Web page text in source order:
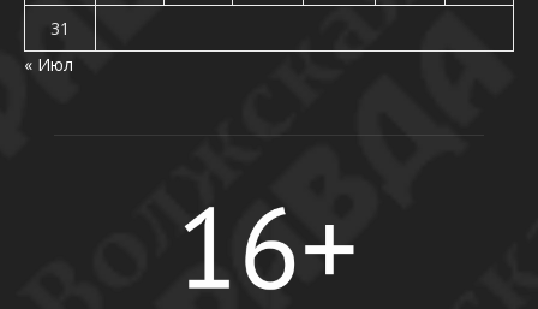
31
« Июл